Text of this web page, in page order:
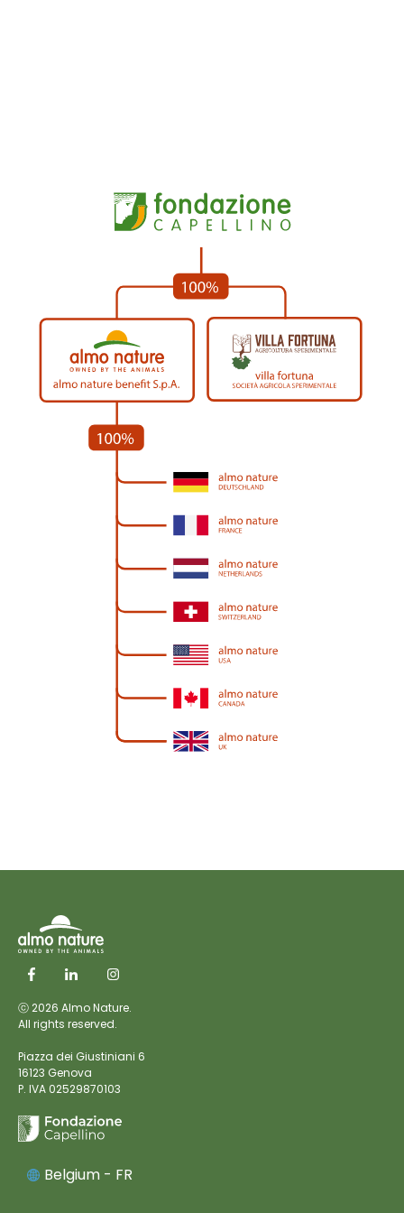
ⓒ 2026 Almo Nature.
All rights reserved.
Piazza dei Giustiniani 6
16123 Genova
P. IVA 02529870103
Belgium - FR